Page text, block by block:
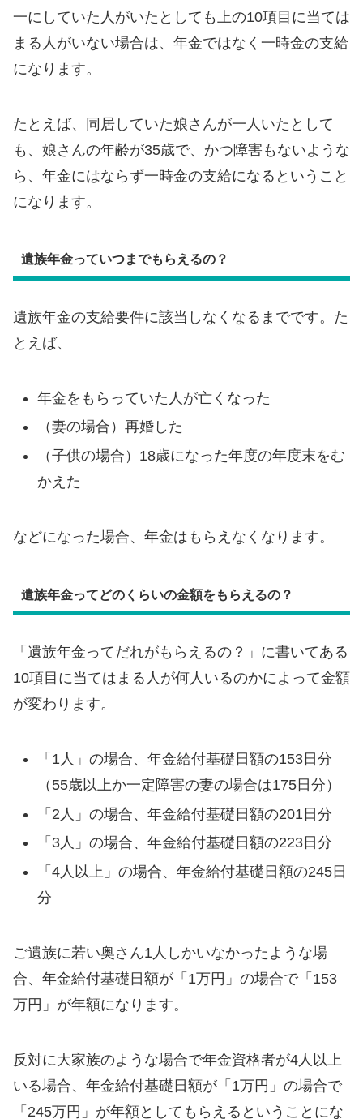
一にしていた人がいたとしても上の10項目に当ては
まる人がいない場合は、年金ではなく一時金の支給
になります。
たとえば、同居していた娘さんが一人いたとして
も、娘さんの年齢が35歳で、かつ障害もないような
ら、年金にはならず一時金の支給になるということ
になります。
遺族年金っていつまでもらえるの？
遺族年金の支給要件に該当しなくなるまでです。た
とえば、
年金をもらっていた人が亡くなった
（妻の場合）再婚した
（子供の場合）18歳になった年度の年度末をむ
かえた
などになった場合、年金はもらえなくなります。
遺族年金ってどのくらいの金額をもらえるの？
「遺族年金ってだれがもらえるの？」に書いてある
10項目に当てはまる人が何人いるのかによって金額
が変わります。
「1人」の場合、年金給付基礎日額の153日分
（55歳以上か一定障害の妻の場合は175日分）
「2人」の場合、年金給付基礎日額の201日分
「3人」の場合、年金給付基礎日額の223日分
「4人以上」の場合、年金給付基礎日額の245日
分
ご遺族に若い奥さん1人しかいなかったような場
合、年金給付基礎日額が「1万円」の場合で「153
万円」が年額になります。
反対に大家族のような場合で年金資格者が4人以上
いる場合、年金給付基礎日額が「1万円」の場合で
「245万円」が年額としてもらえるということにな